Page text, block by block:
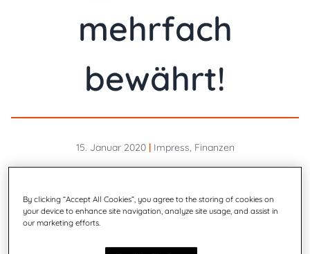
mehrfach
bewährt!
15. Januar 2020 | Impress, Finanzen
By clicking “Accept All Cookies”, you agree to the storing of cookies on
your device to enhance site navigation, analyze site usage, and assist in
our marketing efforts.